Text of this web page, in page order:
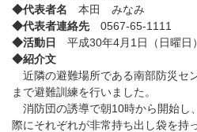
◆代表者名 本田 みなみ
◆代表者連絡先0567-65-1111
◆活動日
平成30年4月1日（日曜日）
◆紹介文
近隣の避難場所である南部防災セ
まで避難訓練を行いました。
消防団の誘導で朝10時から開始し
際にそれぞれが非常持ち出し袋を持